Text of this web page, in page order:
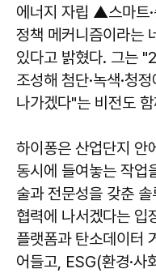
에너지 자립 ▲스마트
정책 메커니즘이라는
있다고 밝혔다. 그는
조성해 첨단·녹색·청
나가겠다"는 비전도
하이퐁은 산업단지 안
동시에 들여놓는 작업
술과 전문성을 갖춘
협력에 나서겠다는 입
플랫폼과 탄소데이터
어들고, ESG(환경·사